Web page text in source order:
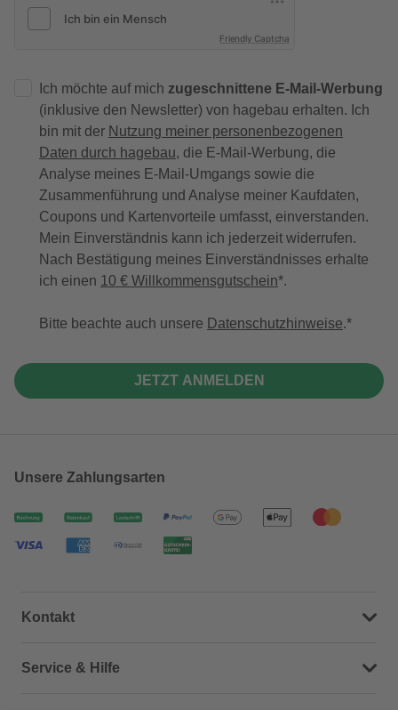
Friendly Captcha
Ich möchte auf mich zugeschnittene E-Mail-Werbung
(inklusive den Newsletter) von hagebau erhalten. Ich
bin mit der Nutzung meiner personenbezogenen
Daten durch hagebau, die E-Mail-Werbung, die
Analyse meines E-Mail-Umgangs sowie die
Zusammenführung und Analyse meiner Kaufdaten,
Coupons und Kartenvorteile umfasst, einverstanden.
Mein Einverständnis kann ich jederzeit widerrufen.
Nach Bestätigung meines Einverständnisses erhalte
ich einen 10 € Willkommensgutschein*.
Bitte beachte auch unsere Datenschutzhinweise.
JETZT ANMELDEN
Unsere Zahlungsarten
Kontakt
Dein Kontakt zu uns
Service & Hilfe